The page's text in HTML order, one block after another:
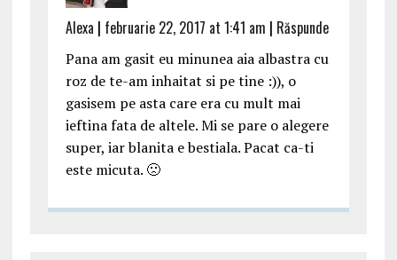
Alexa | februarie 22, 2017 at 1:41 am | Răspunde
Pana am gasit eu minunea aia albastra cu
roz de te-am inhaitat si pe tine :)), o
gasisem pe asta care era cu mult mai
ieftina fata de altele. Mi se pare o alegere
super, iar blanita e bestiala. Pacat ca-ti
este micuta. 🙁